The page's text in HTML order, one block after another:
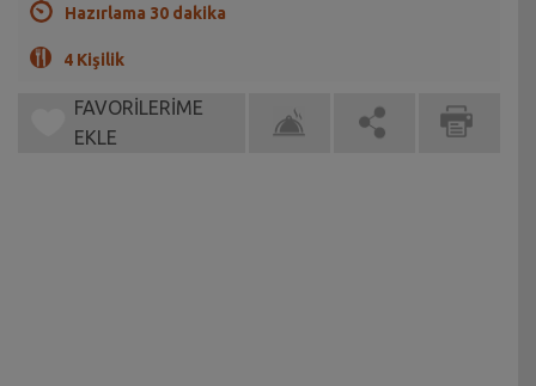
Hazırlama 30 dakika
4 Kişilik
FAVORİLERİME
EKLE